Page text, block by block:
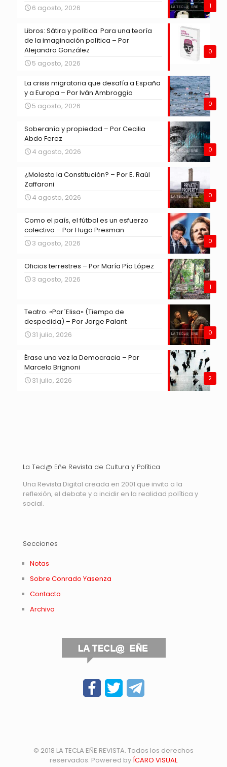
1
6 agosto, 2026
0
Libros: Sátira y política: Para una teoría
de la imaginación política – Por
Alejandra González
5 agosto, 2026
0
La crisis migratoria que desafía a España
y a Europa – Por Iván Ambroggio
5 agosto, 2026
0
Soberanía y propiedad – Por Cecilia
Abdo Ferez
4 agosto, 2026
0
¿Molesta la Constitución? – Por E. Raúl
Zaffaroni
4 agosto, 2026
0
Como el país, el fútbol es un esfuerzo
colectivo – Por Hugo Presman
3 agosto, 2026
1
Oficios terrestres – Por María Pía López
3 agosto, 2026
0
Teatro. «Par´Elisa» (Tiempo de
despedida) – Por Jorge Palant
31 julio, 2026
2
Érase una vez la Democracia – Por
Marcelo Brignoni
31 julio, 2026
La Tecl@ Eñe Revista de Cultura y Política
Una Revista Digital creada en 2001 que invita a la
reflexión, el debate y a incidir en la realidad política y
social.
Secciones
Notas
Sobre Conrado Yasenza
Contacto
Archivo
© 2018 LA TECLA EÑE REVISTA. Todos los derechos
reservados. Powered by ÍCARO VISUAL